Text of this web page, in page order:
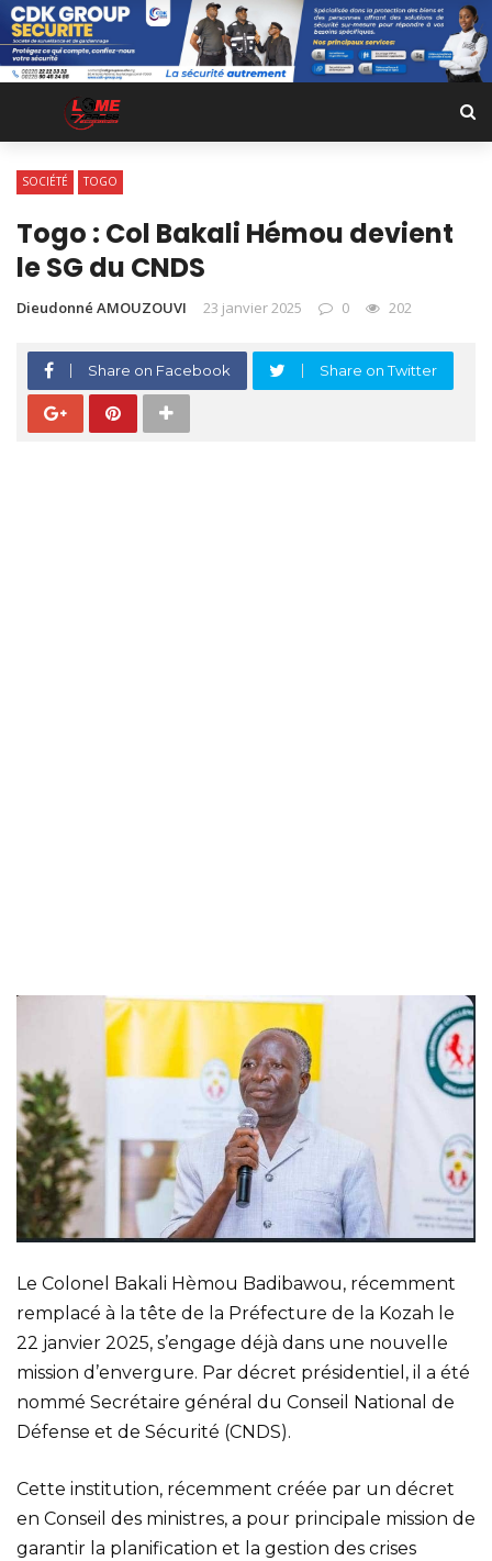
SOCIÉTÉ TOGO
Togo : Col Bakali Hémou devient
le SG du CNDS
Dieudonné AMOUZOUVI 23 janvier 2025 0 202
Share on Facebook Share on Twitter
Le Colonel Bakali Hèmou Badibawou, récemment
remplacé à la tête de la Préfecture de la Kozah le
22 janvier 2025, s’engage déjà dans une nouvelle
mission d’envergure. Par décret présidentiel, il a été
nommé Secrétaire général du Conseil National de
Défense et de Sécurité (CNDS).
Cette institution, récemment créée par un décret
en Conseil des ministres, a pour principale mission de
garantir la planification et la gestion des crises